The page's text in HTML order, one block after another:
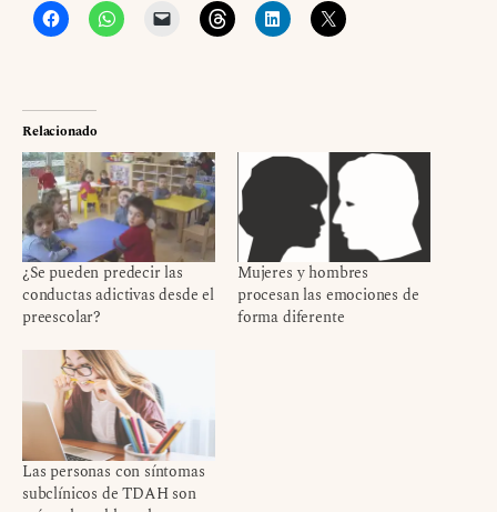
Relacionado
¿Se pueden predecir las
conductas adictivas desde el
preescolar?
Mujeres y hombres
procesan las emociones de
forma diferente
Las personas con síntomas
subclínicos de TDAH son